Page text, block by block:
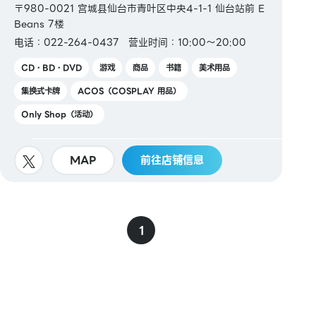
〒980-0021 宫城县仙台市青叶区中央4-1-1 仙台站前 E
Beans 7楼
电话：022-264-0437
营业时间：10:00～20:00
CD・BD・DVD 游戏 商品 书籍
美术用品
集换式卡牌
ACOS（COSPLAY 用品）
Only Shop（活动）
MAP 前往店铺信息
1